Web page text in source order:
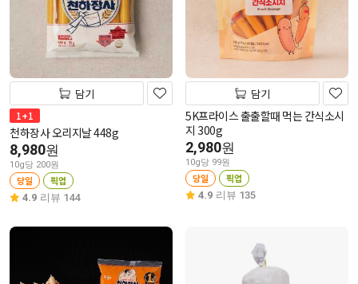
담기
1+1
천하장사 오리지날 448g
8,980원
10g당 200원
당일 픽업
4.9 리뷰 144
담기
5K프라이스 출출할때 먹는 간식소시
지 300g
2,980원
10g당 99원
당일 픽업
4.9 리뷰 135